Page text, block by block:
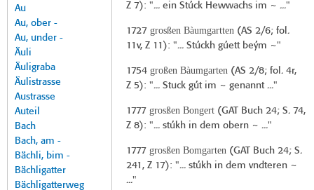
Au
Au, ober -
Au, under -
Äuli
Äuligraba
Äulistrasse
Austrasse
Auteil
Bach
Bach, am -
Bächli, bim -
Bächligatter
Bächligatterweg
Z 7): "... ein Stúck Hewwachs im ~ ..."
1727 grosßen Bàumgartten(AS 2/6; fol.
11v, Z 11): "... Stúckh gúett beým ~"
1754 großen Bàumgarten(AS 2/8; fol. 4r,
Z 5): "... Stuck gút im ~ genannt ..."
1777 grosßen Bongert(GAT Buch 24; S. 74,
Z 8): "... stúkh in dem obern ~ ..."
1777 grosßen Bomgarten(GAT Buch 24; S.
241, Z 17): "... stúkh in dem vndteren ~
..."